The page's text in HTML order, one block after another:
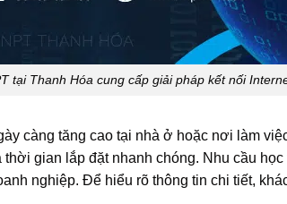
tại Thanh Hóa cung cấp giải pháp kết nối
càng tăng cao tại nhà ở hoặc nơi làm
gian lắp đặt nhanh chóng. Nhu cầu
nghiệp. Để hiểu rõ thông tin chi tiết,